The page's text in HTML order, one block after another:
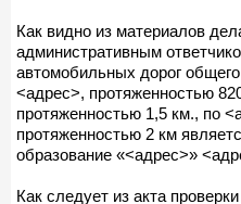
Как видно из материалов
административным
автомобильных дорог
<адрес>, протяженностью
протяженностью 1,5 км., по
протяженностью 2 км
образование «<адрес>»
Как следует из акта